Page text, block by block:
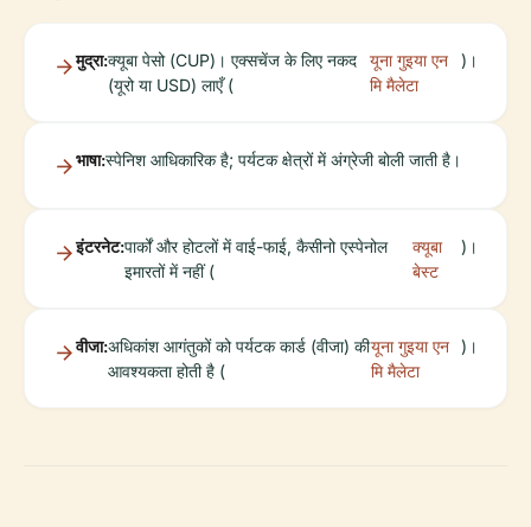
मुद्रा:क्यूबा पेसो (CUP)। एक्सचेंज के लिए नकद
(यूरो या USD) लाएँ (
यूना गुइया एन
मि मैलेटा
)।
भाषा:स्पेनिश आधिकारिक है; पर्यटक क्षेत्रों में अंग्रेजी बोली जाती है।
इंटरनेट:पार्कों और होटलों में वाई-फाई, कैसीनो एस्पेनोल
इमारतों में नहीं (
क्यूबा
बेस्ट
)।
वीजा:अधिकांश आगंतुकों को पर्यटक कार्ड (वीजा) की
आवश्यकता होती है (
यूना गुइया एन
मि मैलेटा
)।